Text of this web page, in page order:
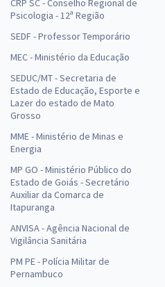
CRP SC - Conselho Regional de
Psicologia - 12ª Região
SEDF - Professor Temporário
MEC - Ministério da Educação
SEDUC/MT - Secretaria de
Estado de Educação, Esporte e
Lazer do estado de Mato
Grosso
MME - Ministério de Minas e
Energia
MP GO - Ministério Público do
Estado de Goiás - Secretário
Auxiliar da Comarca de
Itapuranga
ANVISA - Agência Nacional de
Vigilância Sanitária
PM PE - Polícia Militar de
Pernambuco